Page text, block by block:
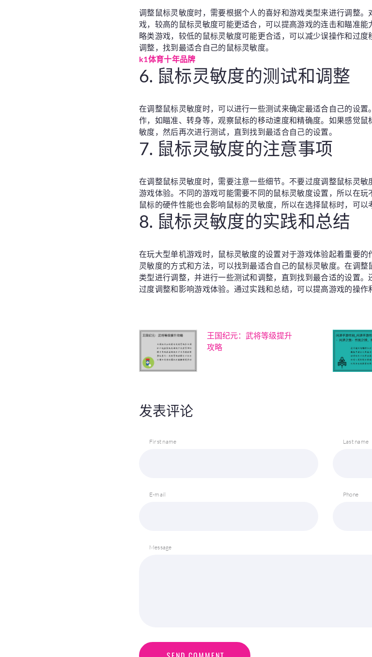
调整鼠标灵敏度时，需要根据个人的喜好和游戏类型来进行调整
戏，较高的鼠标灵敏度可能更适合，可以提高游戏的连击和瞄准
略类游戏，较低的鼠标灵敏度可能更合适，可以减少误操作和过
调整，找到最适合自己的鼠标灵敏度。
k1体育十年品牌
6. 鼠标灵敏度的测试和调整
在调整鼠标灵敏度时，可以进行一些测试来确定最适合自己的设
作，如瞄准、转身等，观察鼠标的移动速度和精确度。如果感觉
敏度，然后再次进行测试，直到找到最适合自己的设置。
7. 鼠标灵敏度的注意事项
在调整鼠标灵敏度时，需要注意一些细节。不要过度调整鼠标灵
游戏体验。不同的游戏可能需要不同的鼠标灵敏度设置，所以在玩
鼠标的硬件性能也会影响鼠标的灵敏度，所以在选择鼠标时，可以
8. 鼠标灵敏度的实践和总结
在玩大型单机游戏时，鼠标灵敏度的设置对于游戏体验起着重要
灵敏度的方式和方法，可以找到最适合自己的鼠标灵敏度。在调
类型进行调整，并进行一些测试和调整，直到找到最合适的设置
过度调整和影响游戏体验。通过实践和总结，可以提高游戏的操作
王国纪元：武将等级提升
攻略
发表评论
First name Last name
E-mail Phone
Message
SEND COMMENT